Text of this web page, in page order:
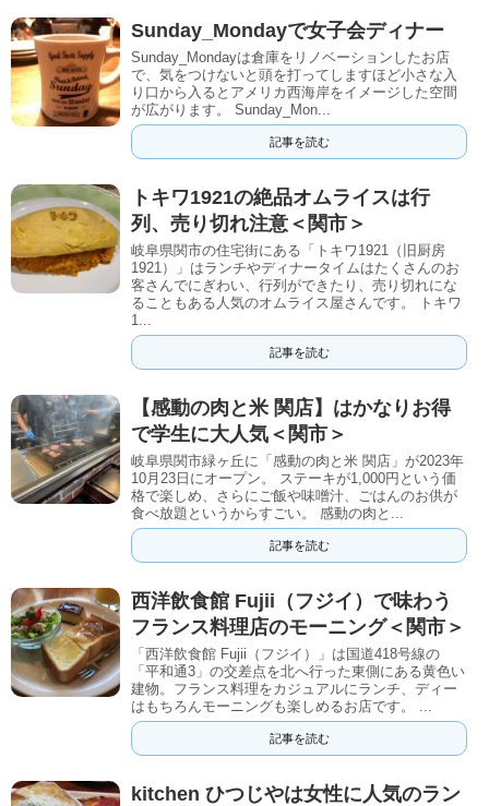
Sunday_Mondayで女子会ディナー
Sunday_Mondayは倉庫をリノベーションしたお店
で、気をつけないと頭を打ってしますほど小さな入
り口から入るとアメリカ西海岸をイメージした空間
が広がります。 Sunday_Mon...
記事を読む
トキワ1921の絶品オムライスは行
列、売り切れ注意＜関市＞
岐阜県関市の住宅街にある「トキワ1921（旧厨房
1921）」はランチやディナータイムはたくさんのお
客さんでにぎわい、行列ができたり、売り切れにな
ることもある人気のオムライス屋さんです。 トキワ
1...
記事を読む
【感動の肉と米 関店】はかなりお得
で学生に大人気＜関市＞
岐阜県関市緑ヶ丘に「感動の肉と米 関店」が2023年
10月23日にオープン。 ステーキが1,000円という価
格で楽しめ、さらにご飯や味噌汁、ごはんのお供が
食べ放題というからすごい。 感動の肉と...
記事を読む
西洋飲食館 Fujii（フジイ）で味わう
フランス料理店のモーニング＜関市＞
「西洋飲食館 Fujii（フジイ）」は国道418号線の
「平和通3」の交差点を北へ行った東側にある黄色い
建物。フランス料理をカジュアルにランチ、ディー
はもちろんモーニングも楽しめるお店です。 ...
記事を読む
kitchen ひつじやは女性に人気のラン